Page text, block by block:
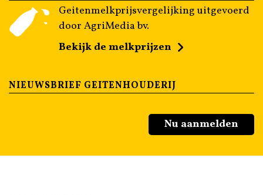
Geitenmelkprijsvergelijking uitgevoerd
door AgriMedia bv.
Bekijk de melkprijzen
NIEUWSBRIEF GEITENHOUDERIJ
Nu aanmelden